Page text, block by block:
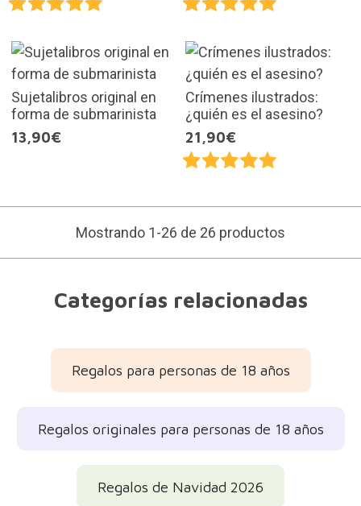
Sujetalibros original en
forma de submarinista
13,90€
Crímenes ilustrados:
¿quién es el asesino?
21,90€
Mostrando 1-26 de 26 productos
Categorías relacionadas
Regalos para personas de 18 años
Regalos originales para personas de 18 años
Regalos de Navidad 2026